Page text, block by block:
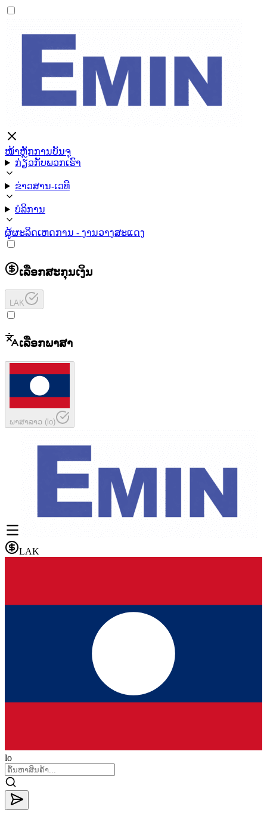
ໜ້າຫຼັກການບັນຈຸ
ກ່ຽວກັບພວກເຮົາ
ຂ່າວສານ-ເວທີ
ບໍລິການ
ຜູ້ຜະລິດເຫດການ - ງານວາງສະແດງ
ເລືອກສະກຸນເງິນ
LAK
ເລືອກພາສາ
ພາສາລາວ (lo)
LAK
lo